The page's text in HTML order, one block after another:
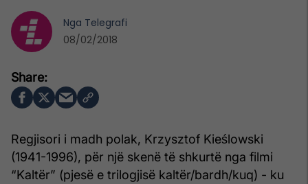
Regjisori i madh polak, Krzysztof Kieślowski
(1941-1996), për një skenë të shkurtë nga filmi
“Kaltër” (pjesë e trilogjisë kaltër/bardh/kuq) - ku
Nga Telegrafi
08/02/2018